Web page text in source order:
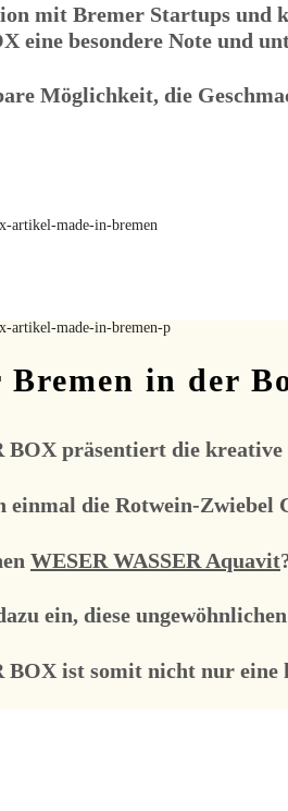
mit Bremer Startups und
eine besondere Note und
Möglichkeit, die
Bremen in der
BOXpräsentiert die kreative
einmal die Rotwein-
WESER WASSER Aquavit
ein, diese
BOX ist somit nicht nur eine